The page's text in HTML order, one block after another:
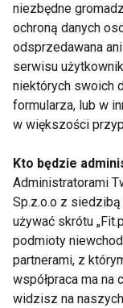
KLUBY FITNESS
Fitness
Legginsy
na pilates -
niezbędne
ochroną danych
odsprzedawana
serwisu
niektórych swoich
formularza, lub w
w większości
Kto będzie
Administratorami
Sp.z.o.o z
używać skrótu
podmioty
partnerami, z
współpraca ma
widzisz na